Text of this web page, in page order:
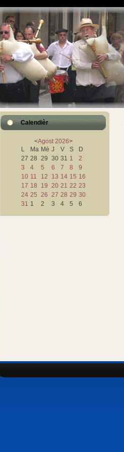
Calendièr
<Agost 2026>
L
Ma Mè J V S
D
27 28 29 30 31 1
2
3
4 5 6 7 8
9
10 11 12 13 14 15 16
17 18 19 20 21 22 23
24 25 26 27 28 29 30
31 1 2 3 4 5 6